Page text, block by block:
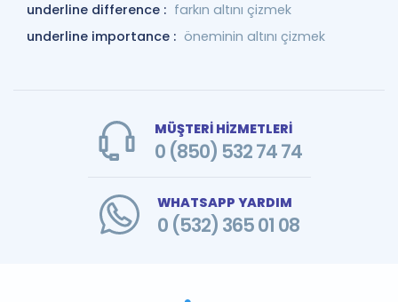
underline difference : farkın altını çizmek
underline importance : öneminin altını çizmek
MÜŞTERİ HİZMETLERİ
0 (850) 532 74 74
WHATSAPP YARDIM
0 (532) 365 01 08